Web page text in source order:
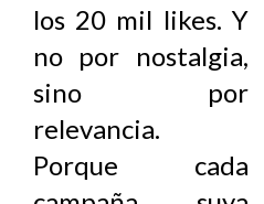
los 20 mil likes. Y
no por nostalgia,
sino por
relevancia.
Porque cada